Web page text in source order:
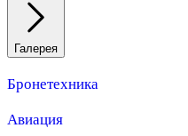
Галерея
Бронетехника
Авиация